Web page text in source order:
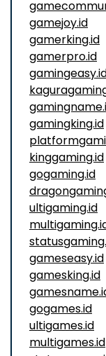
gamejoy.id
gamerking.id
gamerpro.id
gamingking.id
kinggaming.id
gogaming.id
ultigaming.id
gameseasy.id
gamesking.id
gogames.id
ultigames.id
multigames.id